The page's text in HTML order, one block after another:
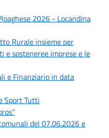
2026 - Locandina
Rurale insieme per
e sosteneree imprese e le
e Finanziario in data
Sport Tutti
del 07.06.2026 e